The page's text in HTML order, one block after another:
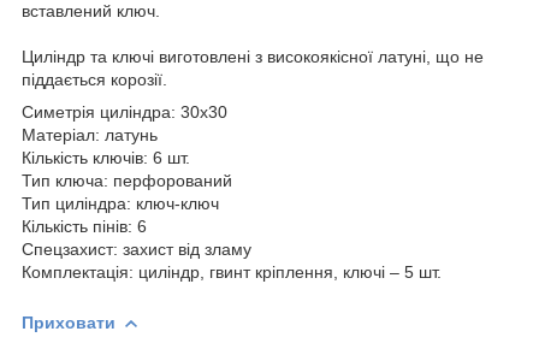
вставлений ключ.
Циліндр та ключі виготовлені з високоякісної латуні, що не
піддається корозії.
Симетрія циліндра: 30x30
Матеріал: латунь
Кількість ключів: 6 шт.
Тип ключа: перфорований
Тип циліндра: ключ-ключ
Кількість пінів: 6
Спецзахист: захист від зламу
Комплектація: циліндр, гвинт кріплення, ключі – 5 шт.
Приховати